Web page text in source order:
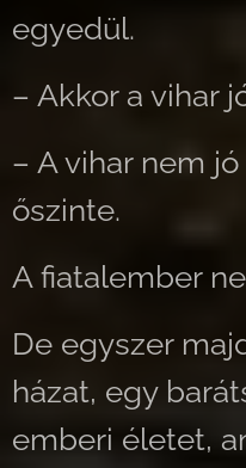
egyedül.
– Akkor a vihar
– A vihar nem
őszinte.
A fiatalember
De egyszer
házat, egy
emberi életet,